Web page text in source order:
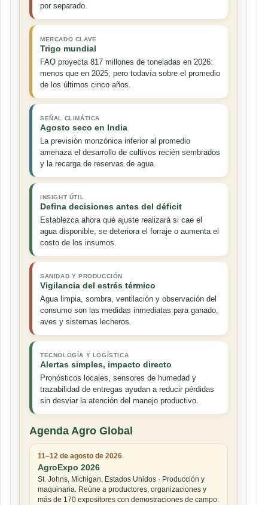
por separado.
MERCADO CLAVE
Trigo mundial
FAO proyecta 817 millones de toneladas en 2026:
menos que en 2025, pero todavía sobre el promedio
de los últimos cinco años.
SEÑAL CLIMÁTICA
Agosto seco en India
La previsión monzónica inferior al promedio
amenaza el desarrollo de cultivos recién sembrados
y la recarga de reservas de agua.
INSIGHT ÚTIL
Defina decisiones antes del déficit
Establezca ahora qué ajuste realizará si cae el
agua disponible, se deteriora el forraje o aumenta el
costo de los insumos.
SANIDAD Y PRODUCCIÓN
Vigilancia del estrés térmico
Agua limpia, sombra, ventilación y observación del
consumo son las medidas inmediatas para ganado,
aves y sistemas lecheros.
TECNOLOGÍA Y LOGÍSTICA
Alertas simples, impacto directo
Pronósticos locales, sensores de humedad y
trazabilidad de entregas ayudan a reducir pérdidas
sin desviar la atención del manejo productivo.
Agenda Agro Global
11–12 de agosto de 2026
AgroExpo 2026
St. Johns, Michigan, Estados Unidos · Producción y
maquinaria. Reúne a productores, organizaciones y
más de 170 expositores con demostraciones de campo.